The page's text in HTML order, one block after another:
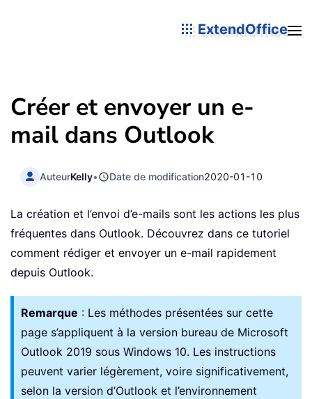
ExtendOffice
Créer et envoyer un e-
mail dans Outlook
AuteurKelly• Date de modification2020-01-10
La création et l’envoi d’e-mails sont les actions les plus
fréquentes dans Outlook. Découvrez dans ce tutoriel
comment rédiger et envoyer un e-mail rapidement
depuis Outlook.
Remarque : Les méthodes présentées sur cette
page s’appliquent à la version bureau de Microsoft
Outlook 2019 sous Windows 10. Les instructions
peuvent varier légèrement, voire significativement,
selon la version d’Outlook et l’environnement